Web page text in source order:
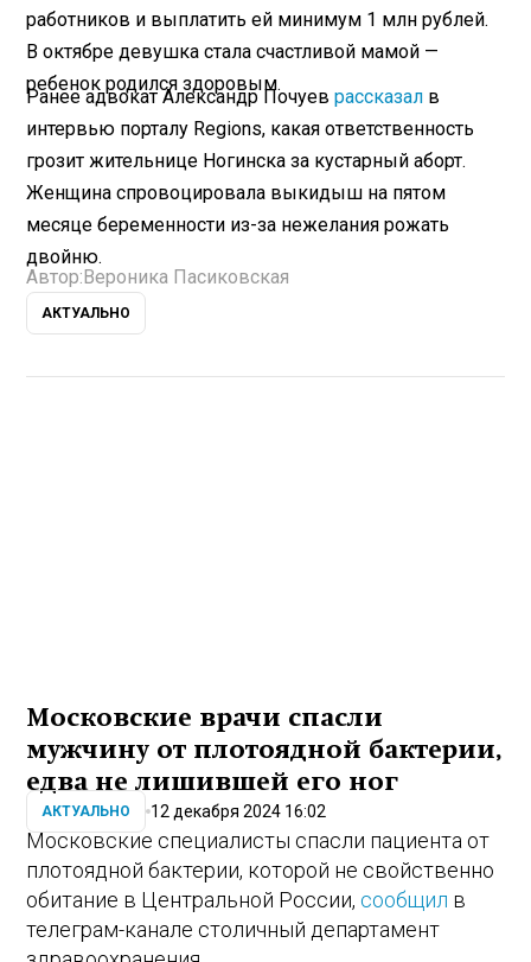
работников и выплатить ей минимум 1 млн рублей.
В октябре девушка стала счастливой мамой —
ребенок родился здоровым.
Ранее адвокат Александр Почуеврассказал в
интервью порталу Regions, какая ответственность
грозит жительнице Ногинска за кустарный аборт.
Женщина спровоцировала выкидыш на пятом
месяце беременности из-за нежелания рожать
двойню.
Автор:Вероника Пасиковская
АКТУАЛЬНО
Московские врачи спасли
мужчину от плотоядной бактерии,
едва не лишившей его ног
АКТУАЛЬНО 12 декабря 2024 16:02
Московские специалисты спасли пациента от
плотоядной бактерии, которой не свойственно
обитание в Центральной России, сообщил в
телеграм-канале столичный департамент